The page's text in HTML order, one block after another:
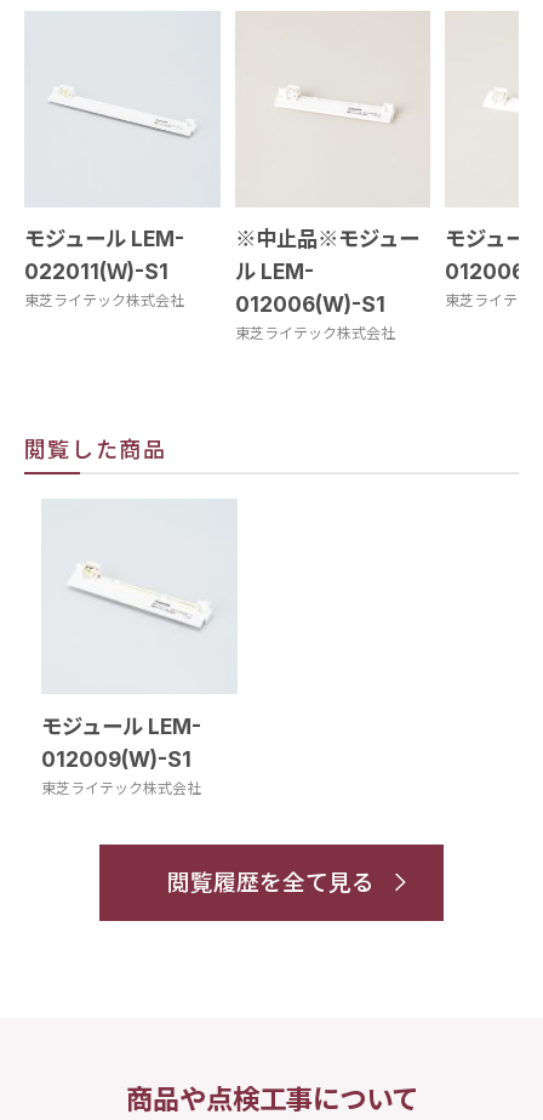
モジュール LEM-
022011(Ｗ)-S1
東芝ライテック株式会社
※中止品※モジュー
ル LEM-
012006(W)-S1
東芝ライテック株式会社
モジュー
東芝ライテッ
閲覧した商品
モジュール LEM-
012009(W)-S1
東芝ライテック株式会社
閲覧履歴を全て見る
商品や点検工事について